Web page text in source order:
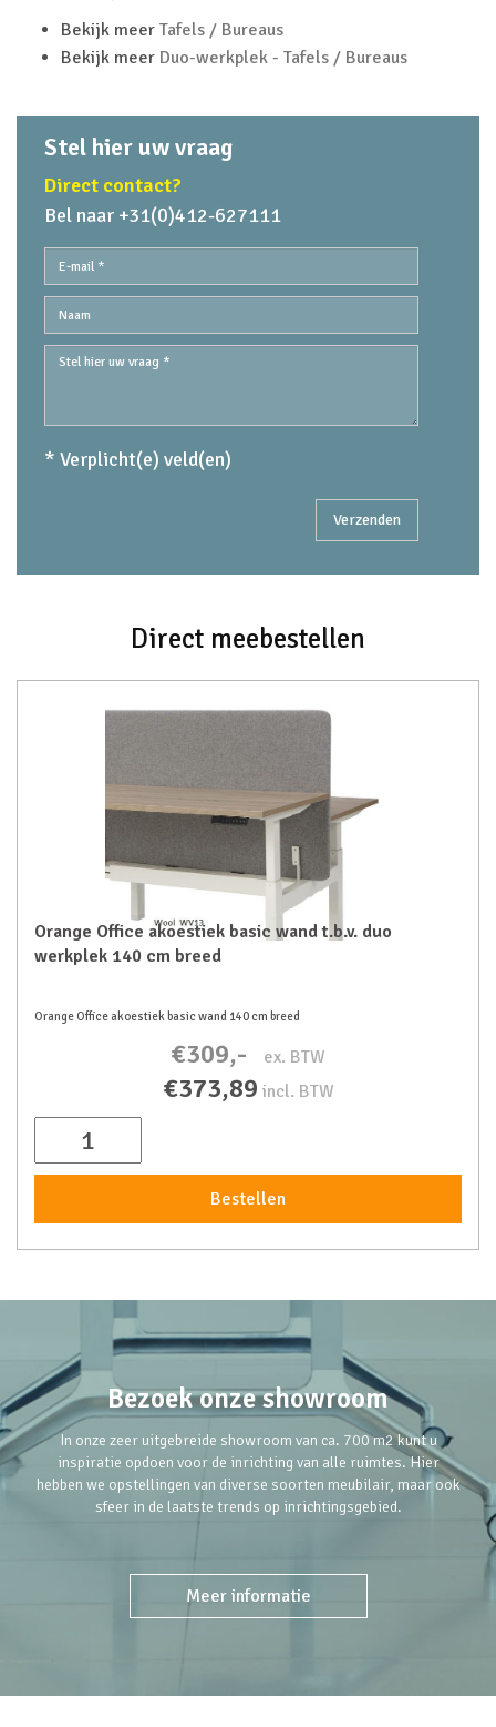
Bekijk meer Tafels / Bureaus
Bekijk meer Duo-werkplek - Tafels / Bureaus
Stel hier uw vraag
Direct contact?
Bel naar +31(0)412-627111
* Verplicht(e) veld(en)
Direct meebestellen
Orange Office akoestiek basic wand t.b.v. duo
werkplek 140 cm breed
Orange Office akoestiek basic wand 140 cm breed
€309,- ex. BTW
€373,89 incl. BTW
Bestellen
Bezoek onze showroom
In onze zeer uitgebreide showroom van ca. 700 m2 kunt u
inspiratie opdoen voor de inrichting van alle ruimtes. Hier
hebben we opstellingen van diverse soorten meubilair, maar ook
sfeer in de laatste trends op inrichtingsgebied.
Meer informatie